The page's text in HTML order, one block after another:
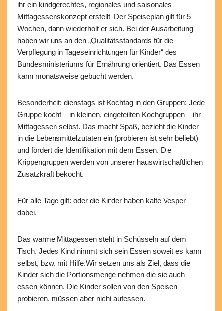
ihr ein kindgerechtes, regionales und saisonales
Mittagessenskonzept erstellt. Der Speiseplan gilt für 5
Wochen, dann wiederholt er sich. Bei der Ausarbeitung
haben wir uns an den „Qualitätsstandards für die
Verpflegung in Tageseinrichtungen für Kinder“ des
Bundesministeriums für Ernährung orientiert. Das Essen
kann monatsweise gebucht werden.
Besonderheit: dienstags ist Kochtag in den Gruppen: Jede
Gruppe kocht – in kleinen, eingeteilten Kochgruppen – ihr
Mittagessen selbst. Das macht Spaß, bezieht die Kinder
in die Lebensmittelzutaten ein (probieren ist sehr beliebt)
und fördert die Identifikation mit dem Essen. Die
Krippengruppen werden von unserer hauswirtschaftlichen
Zusatzkraft bekocht.
Für alle Tage gilt: oder die Kinder haben kalte Vesper
dabei.
Das warme Mittagessen steht in Schüsseln auf dem
Tisch. Jedes Kind nimmt sich sein Essen soweit es kann
selbst, bzw. mit Hilfe.Wir setzen uns als Ziel, dass die
Kinder sich die Portionsmenge nehmen die sie auch
essen können. Die Kinder sollen von den Speisen
probieren, müssen aber nicht aufessen.